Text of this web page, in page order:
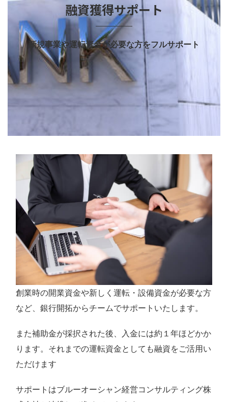
融資獲得サポート
新規事業や運転資金が必要な方をフルサポート
創業時の開業資金や新しく運転・設備資金が必要な方
など、銀行開拓からチームでサポートいたします。
また補助金が採択された後、入金には約１年ほどかか
ります。それまでの運転資金としても融資をご活用い
ただけます
サポートはブルーオーシャン経営コンサルティング株